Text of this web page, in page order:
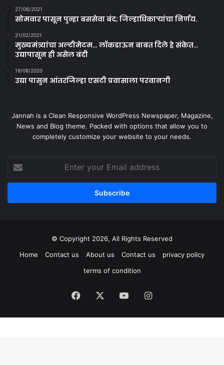
27/06/2021
सोमवार पासून पुन्हा बससेवा बंद; जिल्हाधिकाऱ्यांचा निर्णय.
21/02/2021
मुख्यमंत्र्यांचा अल्टीमेटम… लॉकडाऊन बाबत दिले हे संकेत…
उद्यापासून ही असेल बंदी
19/08/2020
उद्या पासुन आंतरजिल्हा एसटी प्रवासाला परवानगी
Jannah is a Clean Responsive WordPress Newspaper, Magazine,
News and Blog theme. Packed with options that allow you to
completely customize your website to your needs.
Enter
your
Email
© Copyright 2026, All Rights Reserved
Home
Contact us About us Contact us
privacy policy
terms of condition
Facebook YouTubeInstagram